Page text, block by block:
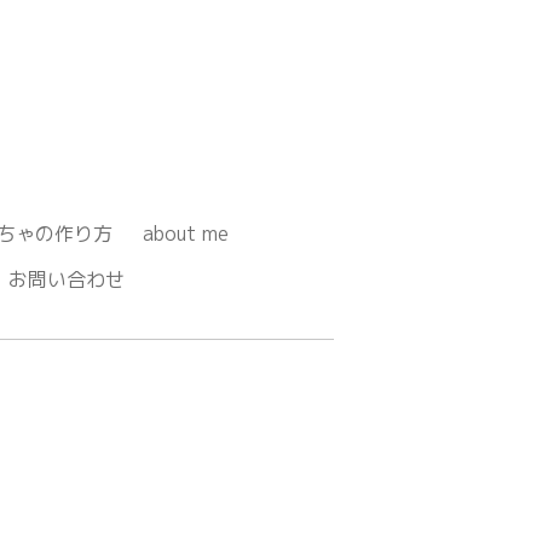
ゃの作り方
about me
お問い合わせ